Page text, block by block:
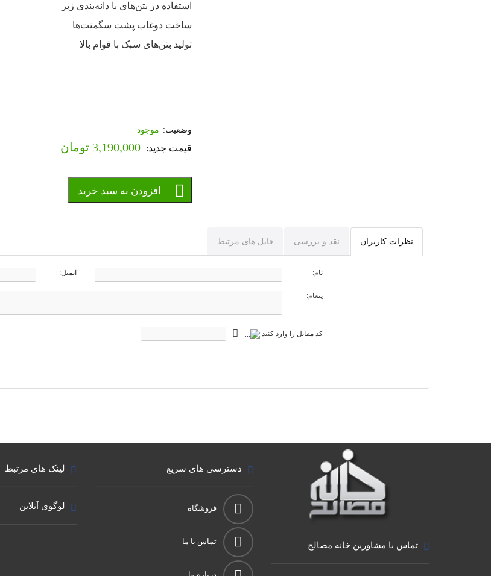
استفاده در بتن‌های با دانه‌بندی زبر
ساخت دوغاب پشت سگمنت‏‌ها
تولید بتن‌های سبک با قوام بالا
موجود
3,190,000 تومان
افزودن به سبد خرید
نظرات کاربران نقد و بررسی فایل های مرتبط
نام: ایمیل:
پیغام:
کد مقابل را وارد کنید
تماس با مشاورین خانه مصالح
دسترسی های سریع
فروشگاه
تماس با ما
لینک های مرتبط
لوگوی آنلاین